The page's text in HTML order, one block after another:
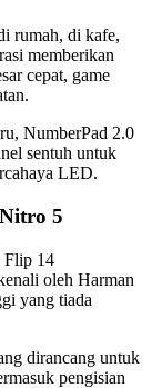
rumah, di kafe,
memberikan
cepat, game
NumberPad 2.0
sentuh untuk
LED.
5
Flip 14
oleh Harman
yang tiada
dirancang untuk
pengisian